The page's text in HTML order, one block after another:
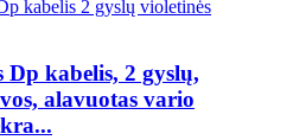
kabelis, 2 gyslų,
alavuotas vario